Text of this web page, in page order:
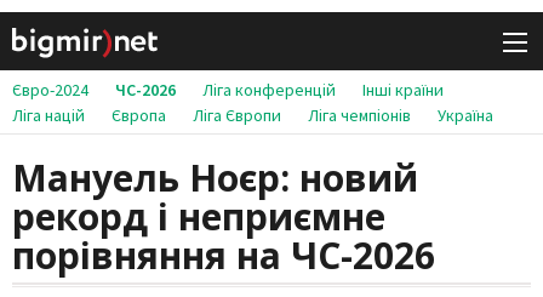
Євро-2024 ЧС-2026 Ліга конференцій
Інші країни
Ліга націй
Європа Ліга Європи Ліга чемпіонів Україна
Мануель Ноєр: новий
рекорд і неприємне
порівняння на ЧС-2026